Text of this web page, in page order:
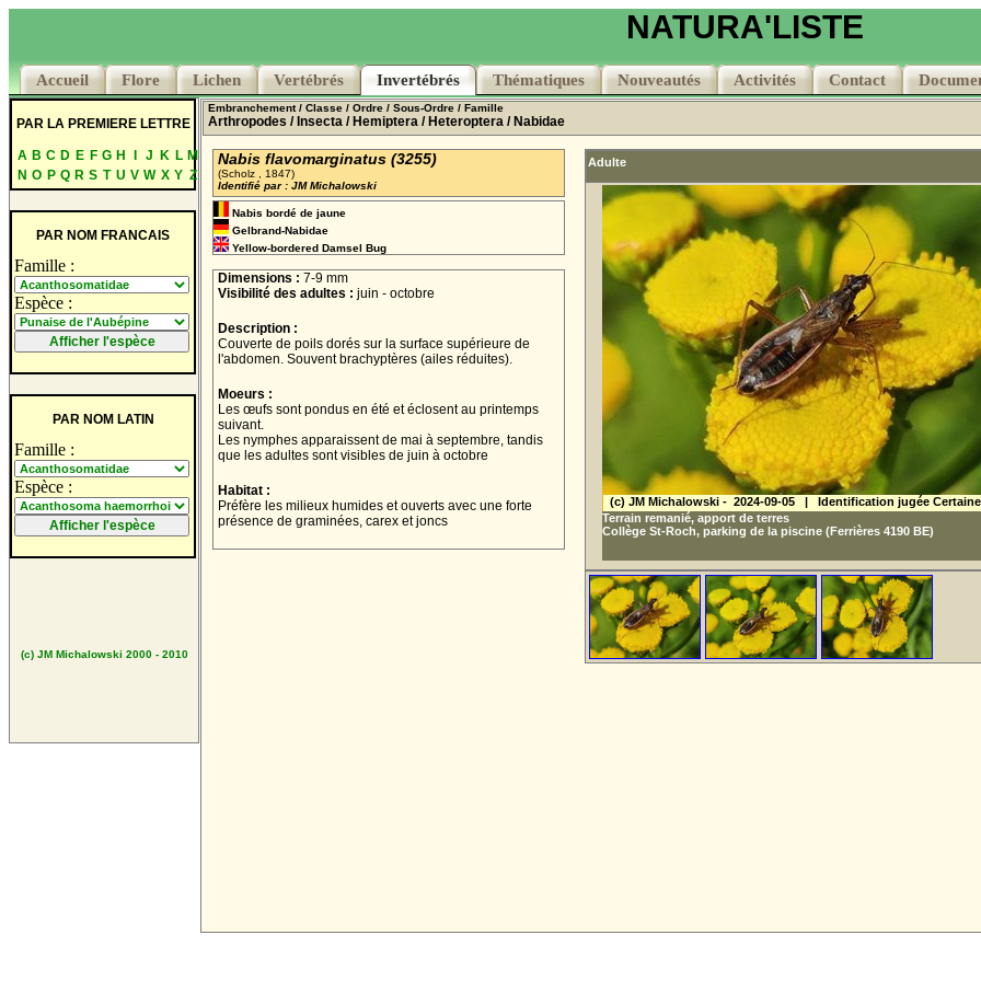
NATURA'LISTE
Accueil Flore Lichen Vertébrés Invertébrés Thématiques Nouveautés Activités Contact
Accueil Flore Lichen Vertébrés Invertébrés Thématiques Nouveautés Activités Contact
PAR LA PREMIERE LETTRE
A B C D E F G H J K L M
N O P Q R S T U V W X Y Z
PAR NOM FRANCAIS
Famille :
Espèce :
PAR NOM LATIN
Famille :
Espèce :
(c) JM Michalowski 2000 - 2010
Embranchement/ Classe / Ordre / Sous-Ordre / Famille
Arthropodes / Insecta / Hemiptera / Heteroptera / Nabidae
Nabis flavomarginatus (3255)
(Scholz , 1847)
Identifié par : JM Michalowski
Nabis bordé de jaune
Gelbrand-Nabidae
Yellow-bordered Damsel Bug
Dimensions : 7-9 mm
Visibilité des adultes : juin - octobre
Description :
Couverte de poils dorés sur la surface supérieure de
l'abdomen. Souvent brachyptères (ailes réduites).
Moeurs :
Les œufs sont pondus en été et éclosent au printemps
suivant.
Les nymphes apparaissent de mai à septembre, tandis
que les adultes sont visibles de juin à octobre
Habitat :
Préfère les milieux humides et ouverts avec une forte
présence de graminées, carex et joncs
(c) JM Michalowski - 2024-09-05 | Identification jugée Certaine
Adulte
Terrain remanié, apport de terres
Collège St-Roch, parking de la piscine (Ferrières 4190 BE)